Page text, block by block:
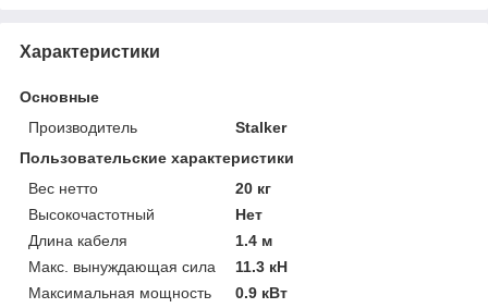
Характеристики
Основные
Производитель
Stalker
Пользовательские характеристики
Вес нетто
20 кг
Высокочастотный
Нет
Длина кабеля
1.4 м
Макс. вынуждающая сила
11.3 кН
Максимальная мощность
0.9 кВт